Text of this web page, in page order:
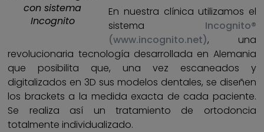
con sistema
Incognito
En nuestra clínica utilizamos el
sistema Incognito®
(www.incognito.net), una
revolucionaria tecnología desarrollada en Alemania
que posibilita que, una vez escaneados y
digitalizados en 3D sus modelos dentales, se diseñen
los brackets a la medida exacta de cada paciente.
Se realiza así un tratamiento de ortodoncia
totalmente individualizado.